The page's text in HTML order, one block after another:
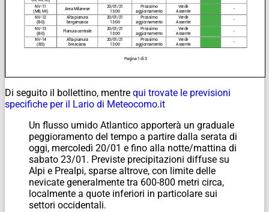
Di seguito il bollettino, mentre qui trovate le previsioni
specifiche per il Lario di Meteocomo.it
Un flusso umido Atlantico apporterà un graduale
peggioramento del tempo a partire dalla serata di
oggi, mercoledì 20/01 e fino alla notte/mattina di
sabato 23/01. Previste precipitazioni diffuse su
Alpi e Prealpi, sparse altrove, con limite delle
nevicate generalmente tra 600-800 metri circa,
localmente a quote inferiori in particolare sui
settori occidentali.